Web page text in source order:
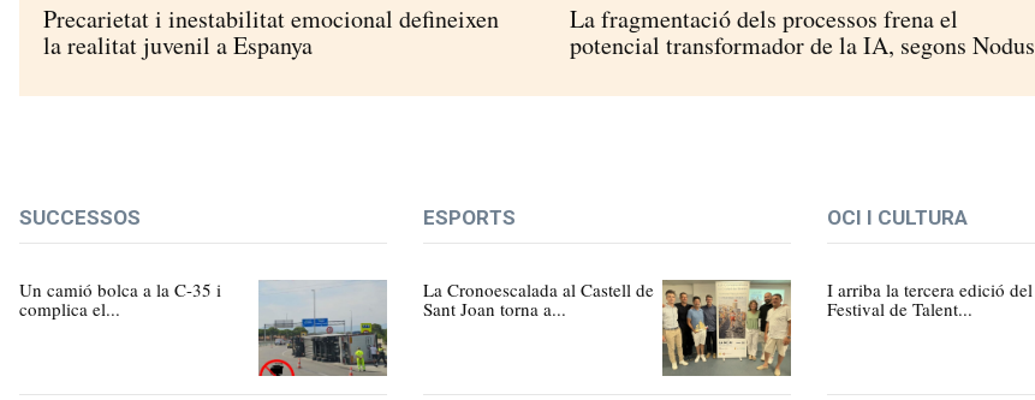
Precarietat i inestabilitat emocional defineixen
la realitat juvenil a Espanya
La fragmentació dels processos frena el
potencial transformador de la IA, segons Nodus
SUCCESSOS
Un camió bolca a la C-35 i
complica el...
ESPORTS
La Cronoescalada al Castell de
Sant Joan torna a...
OCI I CULTURA
I arriba la tercera edició del
Festival de Talent...